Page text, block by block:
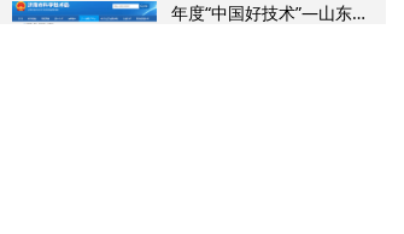
年度“中国好技术”—山东新日“创新型普适性智能化消毒设备”项目 荣获“中国好技术”称号